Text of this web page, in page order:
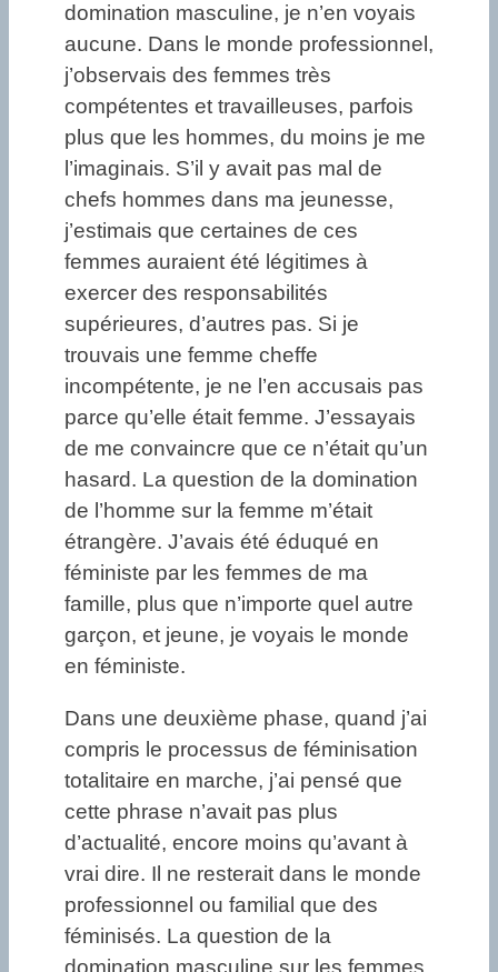
domination masculine, je n’en voyais
aucune. Dans le monde professionnel,
j’observais des femmes très
compétentes et travailleuses, parfois
plus que les hommes, du moins je me
l’imaginais. S’il y avait pas mal de
chefs hommes dans ma jeunesse,
j’estimais que certaines de ces
femmes auraient été légitimes à
exercer des responsabilités
supérieures, d’autres pas. Si je
trouvais une femme cheffe
incompétente, je ne l’en accusais pas
parce qu’elle était femme. J’essayais
de me convaincre que ce n’était qu’un
hasard. La question de la domination
de l’homme sur la femme m’était
étrangère. J’avais été éduqué en
féministe par les femmes de ma
famille, plus que n’importe quel autre
garçon, et jeune, je voyais le monde
en féministe.
Dans une deuxième phase, quand j’ai
compris le processus de féminisation
totalitaire en marche, j’ai pensé que
cette phrase n’avait pas plus
d’actualité, encore moins qu’avant à
vrai dire. Il ne resterait dans le monde
professionnel ou familial que des
féminisés. La question de la
domination masculine sur les femmes